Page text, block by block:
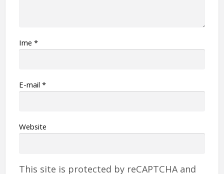
Ime *
Е-mail *
Website
This site is protected by reCAPTCHA and